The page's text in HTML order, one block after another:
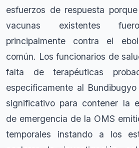
esfuerzos de respuesta
vacunas existentes
principalmente contra el
común. Los funcionarios de
falta de terapéuticas
específicamente al
significativo para contener la
de emergencia de la OMS
temporales instando a los